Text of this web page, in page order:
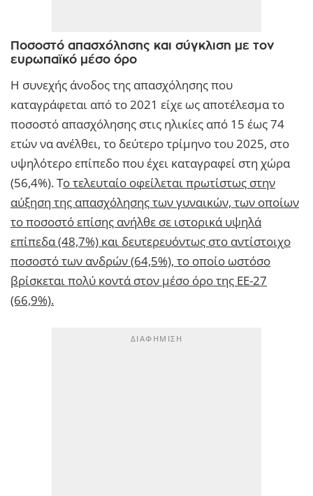
Ποσοστό απασχόλησης και σύγκλιση με τον
ευρωπαϊκό μέσο όρο
Η συνεχής άνοδος της απασχόλησης που
καταγράφεται από το 2021 είχε ως αποτέλεσμα το
ποσοστό απασχόλησης στις ηλικίες από 15 έως 74
ετών να ανέλθει, το δεύτερο τρίμηνο του 2025, στο
υψηλότερο επίπεδο που έχει καταγραφεί στη χώρα
(56,4%). Το τελευταίο οφείλεται πρωτίστως στην
αύξηση της απασχόλησης των γυναικών, των οποίων
το ποσοστό επίσης ανήλθε σε ιστορικά υψηλά
επίπεδα (48,7%) και δευτερευόντως στο αντίστοιχο
ποσοστό των ανδρών (64,5%), το οποίο ωστόσο
βρίσκεται πολύ κοντά στον μέσο όρο της ΕΕ-27
(66,9%).